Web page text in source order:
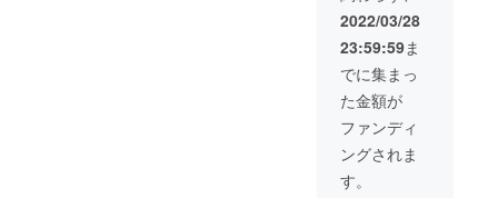
合によ
り多少
予定よ
り変わ
ること
があり
ます。
ご了承
くださ
ブラン
が服の
外につ
ます
が、こ
踊って
"Giselle
ト ④
シース
ルー
トップ
ス １点
◯シー
スルー
AMOブ
ランド
ステッ
カー３
枚セッ
ト、そ
して直
筆のお
礼のお
社名も
しくは
お名前
の表
記、
"Giselle
"の撮影
の裏側
動画と
2022/03/28
23:59:59ま
でに集まっ
た金額が
ファンディ
ングされま
す。